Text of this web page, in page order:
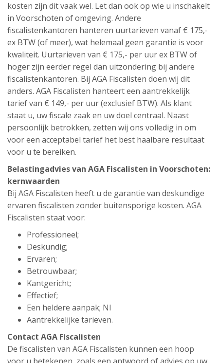
kosten zijn dit vaak wel. Let dan ook op wie u inschakelt
in Voorschoten of omgeving. Andere
fiscalistenkantoren hanteren uurtarieven vanaf € 175,-
ex BTW (of meer), wat helemaal geen garantie is voor
kwaliteit. Uurtarieven van € 175,- per uur ex BTW of
hoger zijn eerder regel dan uitzondering bij andere
fiscalistenkantoren. Bij AGA Fiscalisten doen wij dit
anders. AGA Fiscalisten hanteert een aantrekkelijk
tarief van € 149,- per uur (exclusief BTW). Als klant
staat u, uw fiscale zaak en uw doel centraal. Naast
persoonlijk betrokken, zetten wij ons volledig in om
voor een acceptabel tarief het best haalbare resultaat
voor u te bereiken.
Belastingadvies van AGA Fiscalisten in Voorschoten:
kernwaarden
Bij AGA Fiscalisten heeft u de garantie van deskundige
ervaren fiscalisten zonder buitensporige kosten. AGA
Fiscalisten staat voor:
Professioneel;
Deskundig;
Ervaren;
Betrouwbaar;
Kantgericht;
Effectief;
Een heldere aanpak; Nl
Aantrekkelijke tarieven.
Contact AGA Fiscalisten
De fiscalisten van AGA Fiscalisten kunnen een hoop